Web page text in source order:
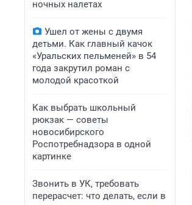
ночных налетах
Ушел от жены с двумя
детьми. Как главный качок
«Уральских пельменей» в 54
года закрутил роман с
молодой красоткой
Как выбрать школьный
рюкзак — советы
новосибирского
Роспотребнадзора в одной
картинке
Звонить в УК, требовать
перерасчет: что делать, если в